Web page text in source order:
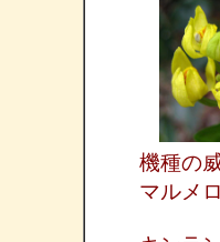
機種の
マルメ